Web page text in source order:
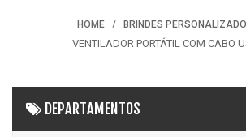
HOME BRINDES
VENTILADOR PORTÁTIL COM CABO
DEPARTAMENTOS